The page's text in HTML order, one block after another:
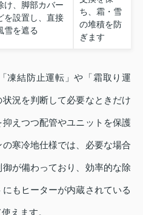
け、脚部カバー
を設置し、直接
雪を遮る
ち、霜・雪
の堆積を防
ぎます
凍結防止運転」や「霜取り運
況を判断して必要なときだけ
えつつ配管やユニットを保護
寒冷地仕様では、必要な場合
が備わっており、効率的な除
もヒーターが内蔵されている
えます。